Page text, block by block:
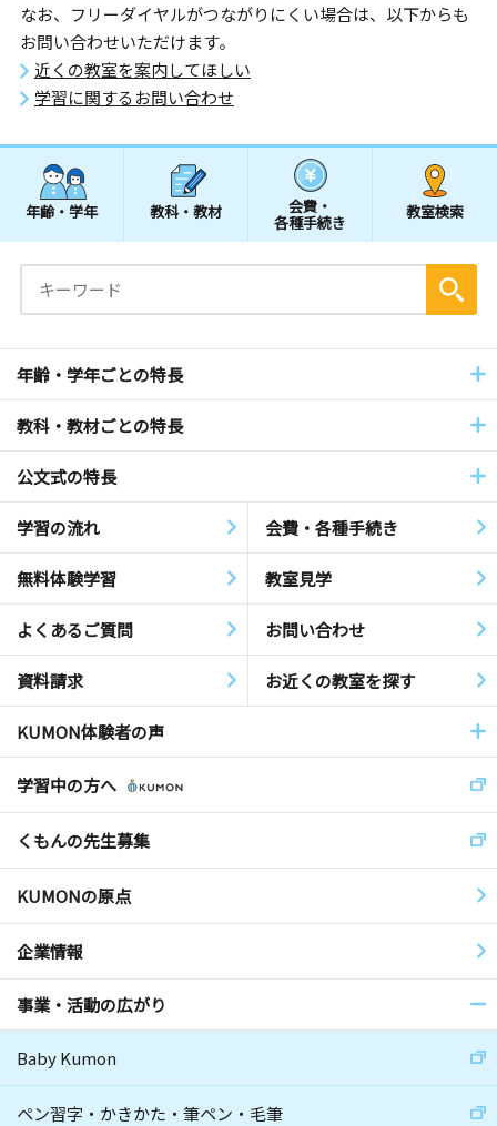
なお、フリーダイヤルがつながりにくい場合は、以下からも
お問い合わせいただけます。
近くの教室を案内してほしい
学習に関するお問い合わせ
年齢・学年 教科・教材 会費・
各種手続き
教室検索
年齢・学年ごとの特長
教科・教材ごとの特長
公文式の特長
学習の流れ 会費・各種手続き
無料体験学習 教室見学
よくあるご質問 お問い合わせ
資料請求 お近くの教室を探す
KUMON体験者の声
学習中の方へ
くもんの先生募集
KUMONの原点
企業情報
事業・活動の広がり
Baby Kumon
ペン習字・かきかた・筆ペン・毛筆